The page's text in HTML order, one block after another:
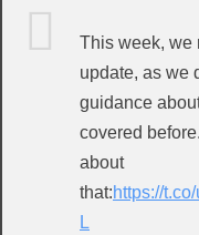
This week, we
update, as we
guidance
covered
about
that:https://
L